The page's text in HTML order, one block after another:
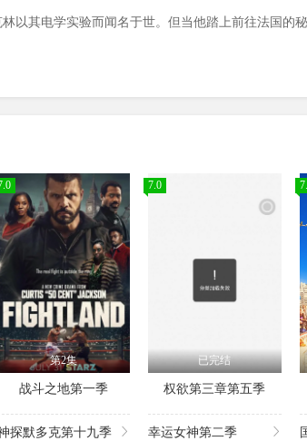
林以其电学实验而闻名于世。但当他踏上前往法国
第2集
战斗之地第一季
7.0
已完结
权欲第三章第五季
探默多克第十九季 幸运女神第二季